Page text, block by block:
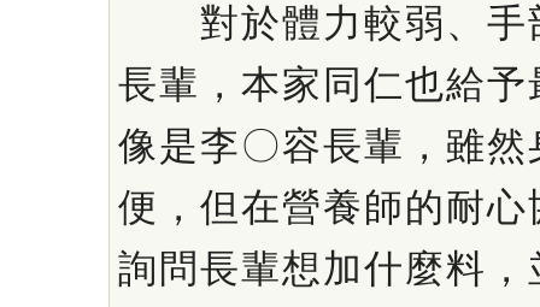
對於體力較弱、手
長輩，本家同仁也給
像是李〇容長輩，雖
便，但在營養師的耐
詢問長輩想加什麼料